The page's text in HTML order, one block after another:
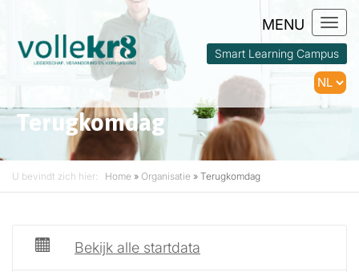
Smart Learning Campus
Terugkomdag
U bevindt zich hier: Home » Organisatie » Terugkomdag
Bekijk alle startdata